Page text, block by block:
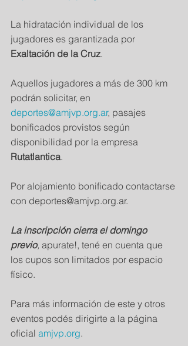
La hidratación individual de los
jugadores es garantizada por
Exaltación de la Cruz.
Aquellos jugadores a más de 300 km
podrán solicitar, en
deportes@amjvp.org.ar, pasajes
bonificados provistos según
disponibilidad por la empresa
Rutatlantica.
Por alojamiento bonificado contactarse
con deportes@amjvp.org.ar.
La inscripción cierra el domingo
previo, apurate!, tené en cuenta que
los cupos son limitados por espacio
físico.
Para más información de este y otros
eventos podés dirigirte a la página
oficial amjvp.org.